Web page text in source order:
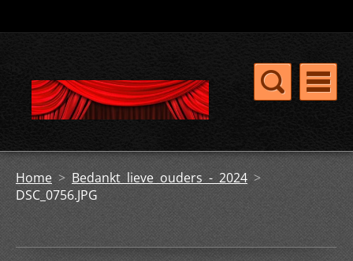
Home > Bedankt lieve ouders - 2024 >
DSC_0756.JPG